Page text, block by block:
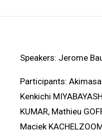
Speakers: Jerome
Participants: Akimasa
Kenkichi
KUMAR, Mathieu
Maciek